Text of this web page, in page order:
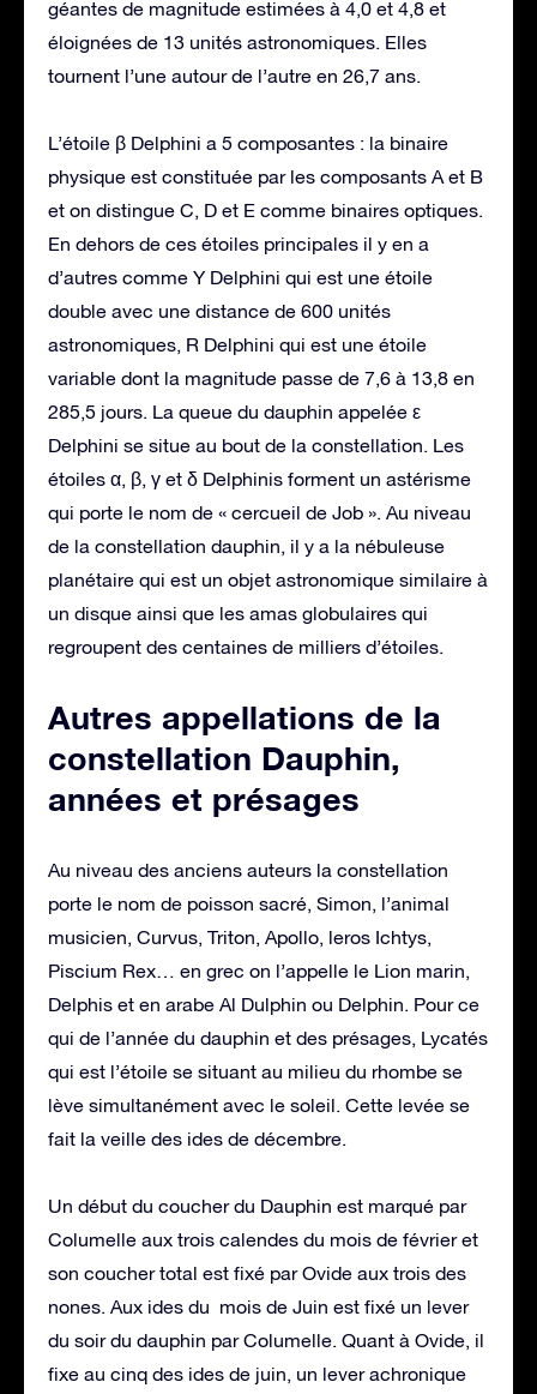
géantes de magnitude estimées à 4,0 et 4,8 et
éloignées de 13 unités astronomiques. Elles
tournent l’une autour de l’autre en 26,7 ans.
L’étoile β Delphini a 5 composantes : la binaire
physique est constituée par les composants A et B
et on distingue C, D et E comme binaires optiques.
En dehors de ces étoiles principales il y en a
d’autres comme Y Delphini qui est une étoile
double avec une distance de 600 unités
astronomiques, R Delphini qui est une étoile
variable dont la magnitude passe de 7,6 à 13,8 en
285,5 jours. La queue du dauphin appelée ε
Delphini se situe au bout de la constellation. Les
étoiles α, β, γ et δ Delphinis forment un astérisme
qui porte le nom de « cercueil de Job ». Au niveau
de la constellation dauphin, il y a la nébuleuse
planétaire qui est un objet astronomique similaire à
un disque ainsi que les amas globulaires qui
regroupent des centaines de milliers d’étoiles.
Autres appellations de la
constellation Dauphin,
années et présages
Au niveau des anciens auteurs la constellation
porte le nom de poisson sacré, Simon, l’animal
musicien, Curvus, Triton, Apollo, leros Ichtys,
Piscium Rex… en grec on l’appelle le Lion marin,
Delphis et en arabe Al Dulphin ou Delphin. Pour ce
qui de l’année du dauphin et des présages, Lycatés
qui est l’étoile se situant au milieu du rhombe se
lève simultanément avec le soleil. Cette levée se
fait la veille des ides de décembre.
Un début du coucher du Dauphin est marqué par
Columelle aux trois calendes du mois de février et
son coucher total est fixé par Ovide aux trois des
nones. Aux ides du mois de Juin est fixé un lever
du soir du dauphin par Columelle. Quant à Ovide, il
fixe au cinq des ides de juin, un lever achronique